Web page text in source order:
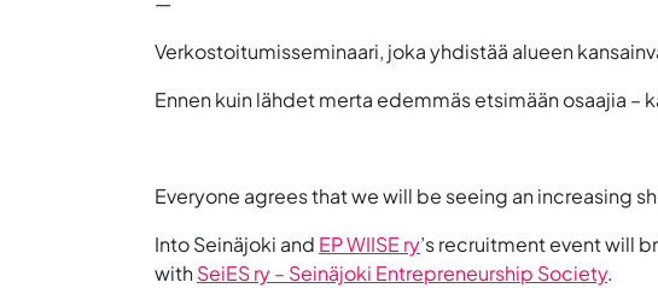
Verkostoitumisseminaari, joka yhdistää alueen
Ennen kuin lähdet merta edemmäs etsimään osaajia –
Everyone agrees that we will be seeing an increasing
Into Seinäjoki and EP WIISE ry’s recruitment event will
withSeiES ry – Seinäjoki Entrepreneurship Society.